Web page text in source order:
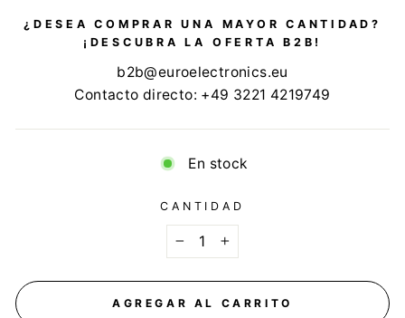
¿DESEA COMPRAR UNA MAYOR CANTIDAD?
¡DESCUBRA LA OFERTA B2B!
b2b@euroelectronics.eu
Contacto directo: +49 3221 4219749
En stock
CANTIDAD
+
AGREGAR AL CARRITO